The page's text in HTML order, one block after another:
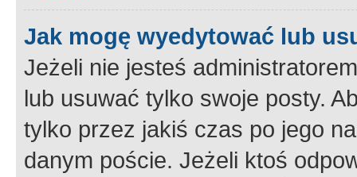
Jak mogę wyedytować lub
Jeżeli nie jesteś
lub usuwać tylko swoje posty.
tylko przez jakiś czas po jego
danym poście. Jeżeli ktoś